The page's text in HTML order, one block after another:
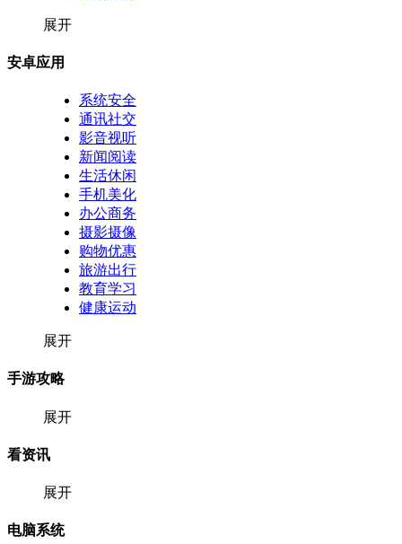
展开
安卓应用
系统安全
通讯社交
影音视听
新闻阅读
生活休闲
手机美化
办公商务
摄影摄像
购物优惠
旅游出行
教育学习
健康运动
展开
手游攻略
展开
看资讯
展开
电脑系统